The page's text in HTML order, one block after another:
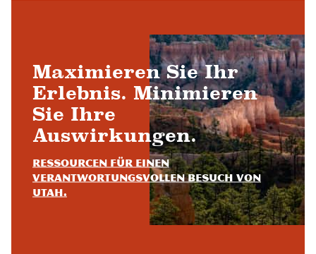
Maximieren Sie Ihr
Erlebnis. Minimieren
Sie Ihre
Auswirkungen.
Ressourcen für einen
verantwortungsvollen Besuch von
Utah.